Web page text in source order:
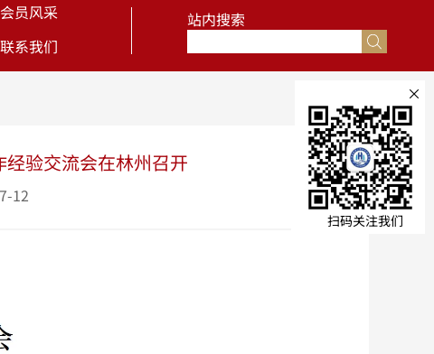
会员风采
联系我们
站内搜索
验交流会在林州召开
12
×
扫码关注我们